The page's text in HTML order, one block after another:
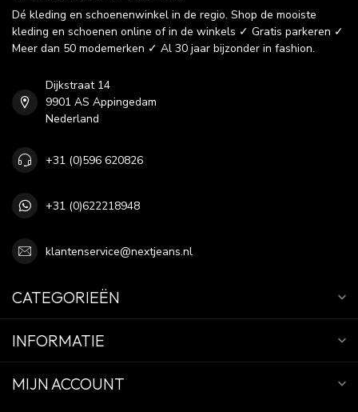
Dé kleding en schoenenwinkel in de regio. Shop de mooiste
kleding en schoenen online of in de winkels ✓ Gratis parkeren ✓
Meer dan 50 modemerken ✓ Al 30 jaar bijzonder in fashion.
Dijkstraat 14
9901 AS Appingedam
Nederland
+31 (0)596 620826
+31 (0)622218948
klantenservice@nextjeans.nl
CATEGORIEËN
INFORMATIE
MIJN ACCOUNT